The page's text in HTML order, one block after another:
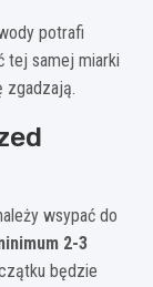
potrafi
tej samej miarki
zgadzają.
wsypać do
2-3
będzie